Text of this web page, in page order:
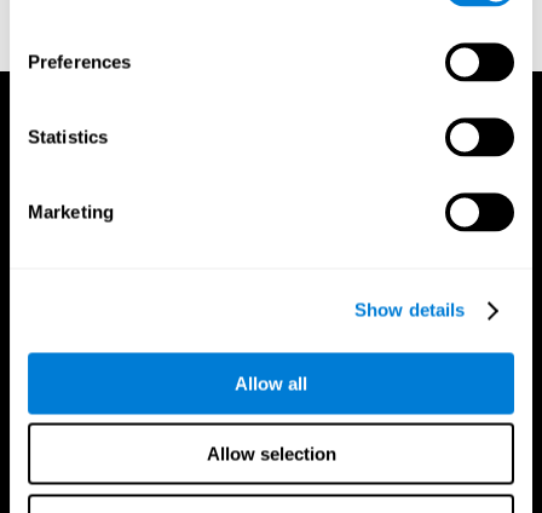
Preferences
Statistics
Marketing
Show details
Allow all
Allow selection